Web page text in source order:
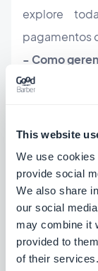
This website
We use
provide social
We also share
our social
may combine it
provided to
of their services.
explore
pagamentos
- Como
Não perca
abandonados
- Como faço
Crie suas
disposição
notificações
recorrentes